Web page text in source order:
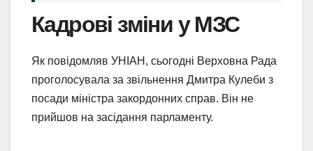
Кадрові зміни у МЗС
Як повідомляв УНІАН, сьогодні Верховна Рада
проголосувала за звільнення Дмитра Кулеби з
посади міністра закордонних справ. Він не
прийшов на засідання парламенту.